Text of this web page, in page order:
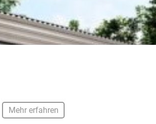
Mehr erfahren